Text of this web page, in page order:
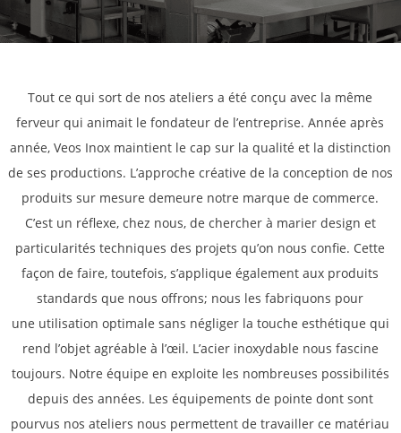
Tout ce qui sort de nos ateliers a été conçu avec la même
ferveur quianimait le fondateur de l’entreprise. Année après
année, Veos Inox maintient le cap sur la qualité et la distinction
de ses productions. L’approche créative de la conception de nos
produits sur mesure demeure notre marque de commerce.
C’est un réflexe, chez nous, de chercher à marier design et
particularités techniques des projets qu’on nousconfie. Cette
façon de faire, toutefois, s’applique également aux produits
standards que nous offrons; nous les fabriquons pour
une utilisation optimale sans négliger la touche esthétique qui
rend l’objet agréable à l’œil. L’acier inoxydable nous fascine
toujours. Notre équipe en exploite les nombreuses possibilités
depuis des années. Les équipements de pointe dont sont
pourvus nos ateliers nous permettent detravailler ce matériau